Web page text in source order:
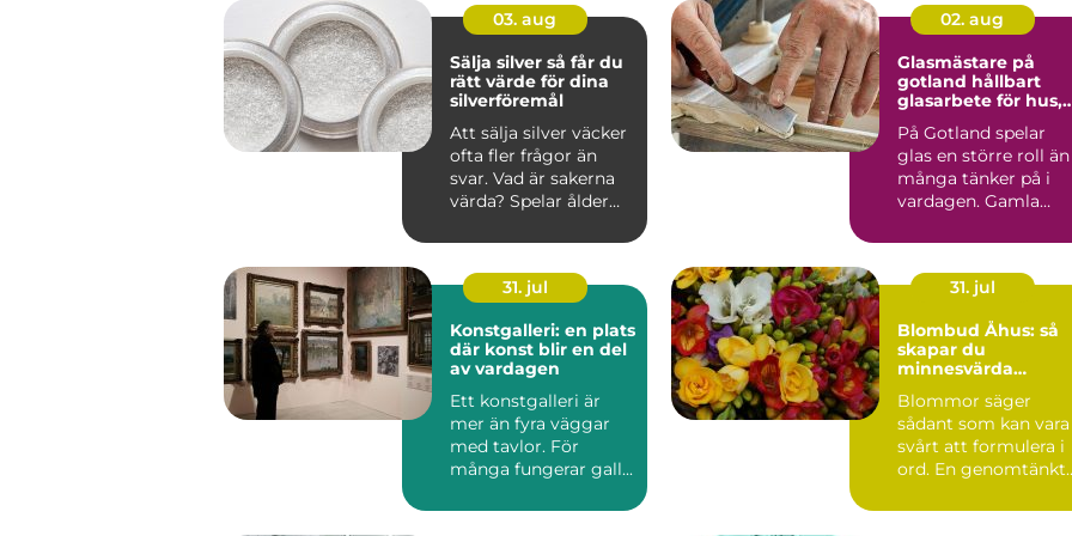
03. aug
Sälja silver så får du
rätt värde för dina
silverföremål
Att sälja silver väcker
ofta fler frågor än
svar. Vad är sakerna
värda? Spelar ålder
02. aug
Glasmästare på
gotland hållbart
glasarbete för hus,
kulturmiljöer
På Gotland spelar
glas en större roll än
många tänker på i
vardagen. Gamla
föns...
31. jul
Konstgalleri: en plats
där konst blir en del
av vardagen
Ett konstgalleri är
mer än fyra väggar
med tavlor. För
många fungerar gall...
31. jul
Blombud Åhus: så
skapar du
minnesvärda
blommor
Blommor säger
sådant som kan vara
svårt att formulera i
ord. En genomtänkt